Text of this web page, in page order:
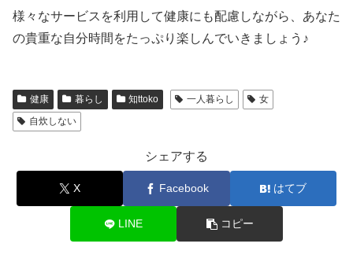
様々なサービスを利用して健康にも配慮しながら、あなた
の貴重な自分時間をたっぷり楽しんでいきましょう♪
健康 暮らし 知ttoko 一人暮らし
女
自炊しない
シェアする
X Facebook はてブ
LINE コピー